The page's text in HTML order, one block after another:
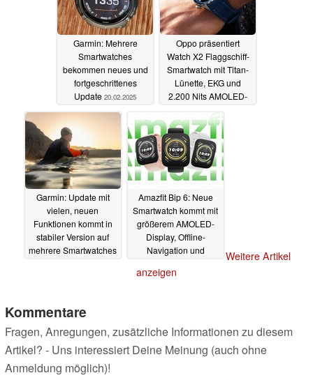
Garmin: Mehrere
Smartwatches
bekommen neues und
fortgeschrittenes
Update 20.02.2025
Oppo präsentiert
Watch X2 Flaggschiff-
Smartwatch mit Titan-
Lünette, EKG und
2.200 Nits AMOLED-
20.02.2025
Garmin: Update mit
vielen, neuen
Funktionen kommt in
stabiler Version auf
mehrere Smartwatches
Amazfit Bip 6: Neue
Smartwatch kommt mit
größerem AMOLED-
Display, Offline-
Navigation und
19.02.2025
Weitere Artikel
anzeigen
Kommentare
Fragen, Anregungen, zusätzliche Informationen zu diesem
Artikel? - Uns interessiert Deine Meinung (auch ohne
Anmeldung möglich)!